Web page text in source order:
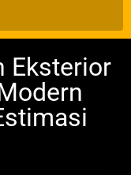
Eksterior